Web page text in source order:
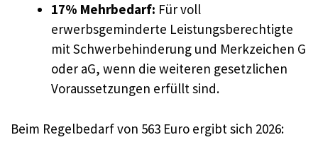
17% Mehrbedarf: Für voll
erwerbsgeminderte Leistungsberechtigte
mit Schwerbehinderung und Merkzeichen G
oder aG, wenn die weiteren gesetzlichen
Voraussetzungen erfüllt sind.
Beim Regelbedarf von 563 Euro ergibt sich 2026: